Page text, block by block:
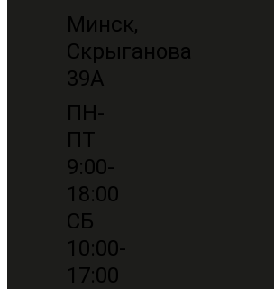
Минск,
Скрыганова
39А
ПН-
ПТ
9:00-
18:00
СБ
10:00-
17:00